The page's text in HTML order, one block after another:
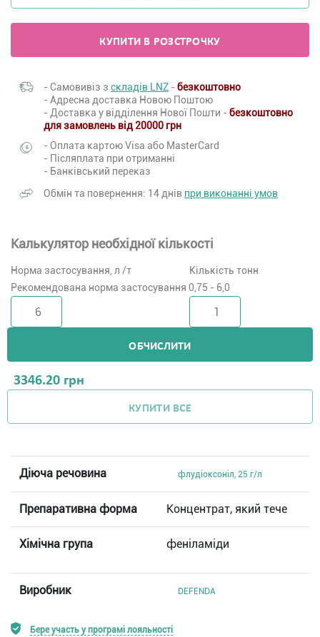
КУПИТИ В РОЗСТРОЧКУ
- Самовивіз з складів LNZ - безкоштовно
- Адресна доставка Новою Поштою
- Доставка у відділення Нової Пошти - безкоштовно
для замовлень від 20000 грн
- Оплата картою Visa або MasterCard
- Післяплата при отриманні
- Банківський переказ
Обмін та повернення: 14 днів при виконанні умов
Калькулятор необхідної кількості
Норма застосування, л /т
Кількість тонн
Рекомендована норма застосування 0,75 - 6,0
ОБЧИСЛИТИ
3346.20 грн
КУПИТИ ВСЕ
Діюча речовина флудіоксоніл, 25 г/л
Препаративна форма Концентрат, який тече
Хімічна група феніламіди
Виробник DEFENDA
Бере участь у програмі лояльності